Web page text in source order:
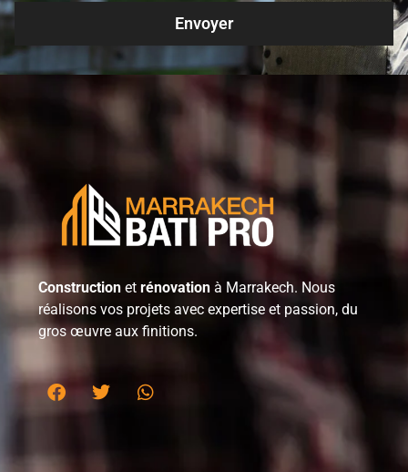
Envoyer
Construction et rénovation à Marrakech. Nous
réalisons vos projets avec expertise et passion, du
gros œuvre aux finitions.